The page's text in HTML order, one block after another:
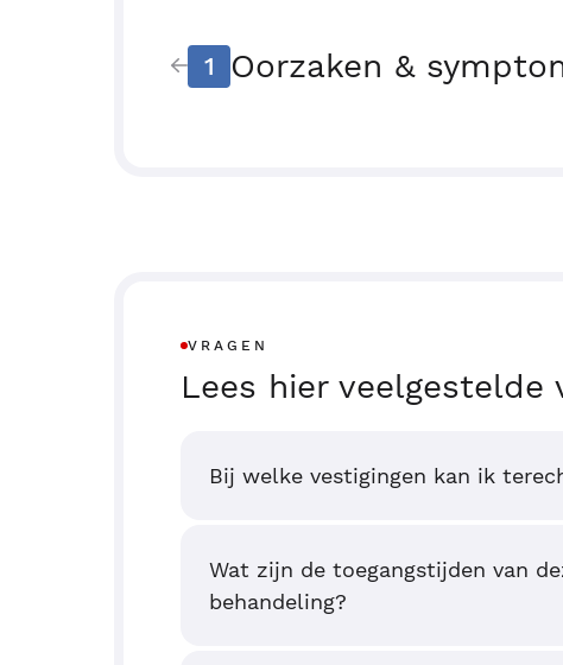
1 Oorzaken &
VRAGEN
Lees hier veelgestelde
Bij welke vestigingen kan ik
Wat zijn de toegangstijden van
behandeling?